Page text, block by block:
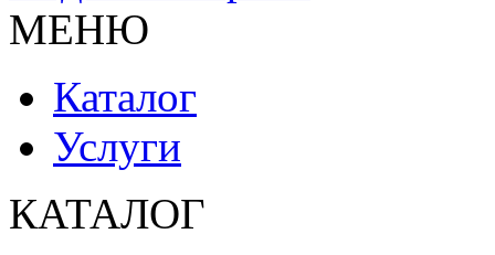
МЕНЮ
Каталог
Услуги
КАТАЛОГ